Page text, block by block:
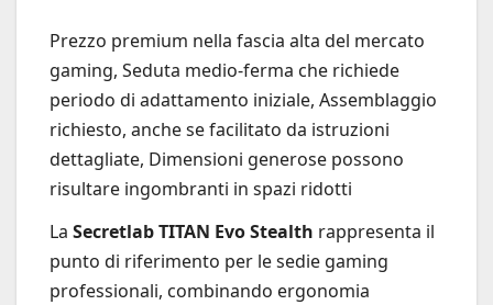
Prezzo premium nella fascia alta del mercato
gaming, Seduta medio-ferma che richiede
periodo di adattamento iniziale, Assemblaggio
richiesto, anche se facilitato da istruzioni
dettagliate, Dimensioni generose possono
risultare ingombranti in spazi ridotti
La Secretlab TITAN Evo Stealth rappresenta il
punto di riferimento per le sedie gaming
professionali, combinando ergonomia